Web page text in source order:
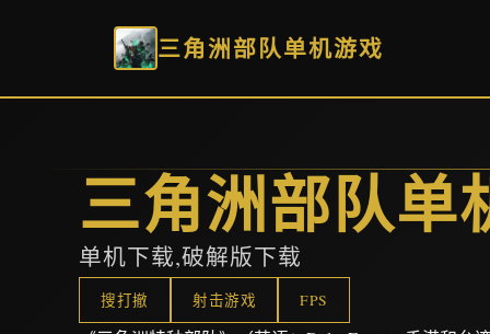
三角洲部队单机游戏
三角洲部队单
单机下载,破解版下载
搜打撤 射击游戏 FPS